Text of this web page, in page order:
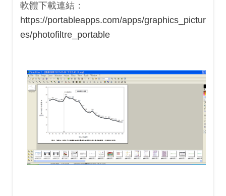
軟體下載連結：
https://portableapps.com/apps/graphics_pictur
es/photofiltre_portable